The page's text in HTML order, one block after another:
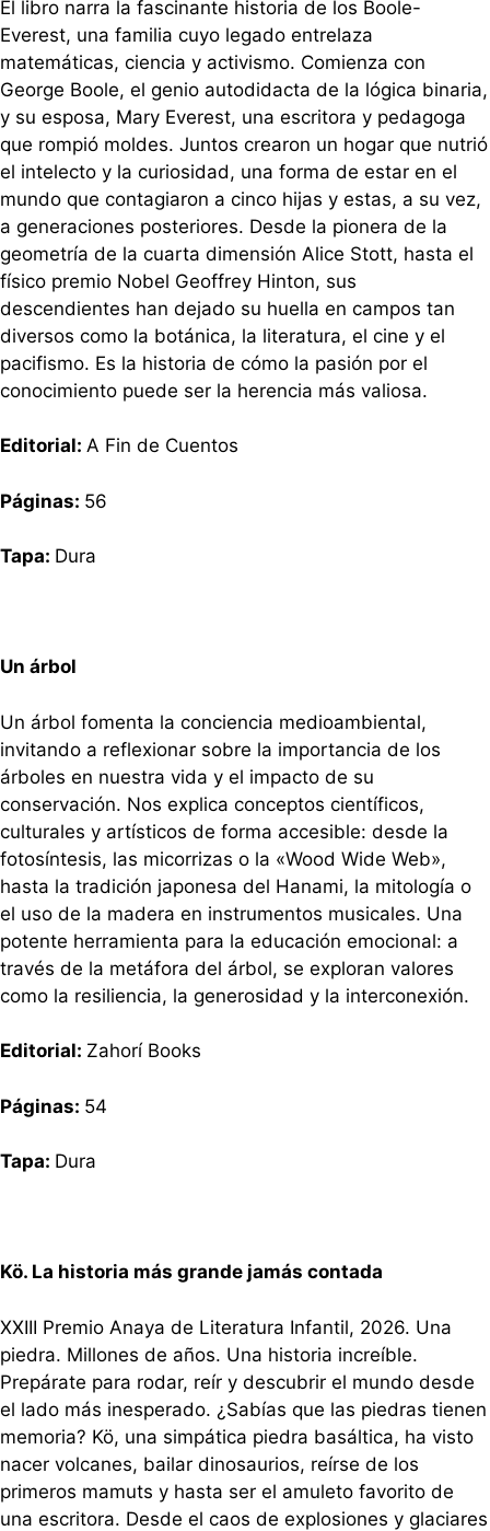
El libro narra la fascinante historia de los Boole-
Everest, una familia cuyo legado entrelaza
matemáticas, ciencia y activismo. Comienza con
George Boole, el genio autodidacta de la lógica binaria,
y su esposa, Mary Everest, una escritora y pedagoga
que rompió moldes. Juntos crearon un hogar que nutrió
el intelecto y la curiosidad, una forma de estar en el
mundo que contagiaron a cinco hijas y estas, a su vez,
a generaciones posteriores. Desde la pionera de la
geometría de la cuarta dimensión Alice Stott, hasta el
físico premio Nobel Geoffrey Hinton, sus
descendientes han dejado su huella en campos tan
diversos como la botánica, la literatura, el cine y el
pacifismo. Es la historia de cómo la pasión por el
conocimiento puede ser la herencia más valiosa.
Editorial: A Fin de Cuentos
Páginas: 56
Tapa: Dura
Un árbol
Un árbol fomenta la conciencia medioambiental,
invitando a reflexionar sobre la importancia de los
árboles en nuestra vida y el impacto de su
conservación. Nos explica conceptos científicos,
culturales y artísticos de forma accesible: desde la
fotosíntesis, las micorrizas o la «Wood Wide Web»,
hasta la tradición japonesa del Hanami, la mitología o
el uso de la madera en instrumentos musicales. Una
potente herramienta para la educación emocional: a
través de la metáfora del árbol, se exploran valores
como la resiliencia, la generosidad y la interconexión.
Editorial: Zahorí Books
Páginas: 54
Tapa: Dura
Kö. La historia más grande jamás contada
XXIII Premio Anaya de Literatura Infantil, 2026. Una
piedra. Millones de años. Una historia increíble.
Prepárate para rodar, reír y descubrir el mundo desde
el lado más inesperado. ¿Sabías que las piedras tienen
memoria? Kö, una simpática piedra basáltica, ha visto
nacer volcanes, bailar dinosaurios, reírse de los
primeros mamuts y hasta ser el amuleto favorito de
una escritora. Desde el caos de explosiones y glaciares